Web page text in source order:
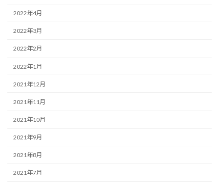
2022年4月
2022年3月
2022年2月
2022年1月
2021年12月
2021年11月
2021年10月
2021年9月
2021年8月
2021年7月